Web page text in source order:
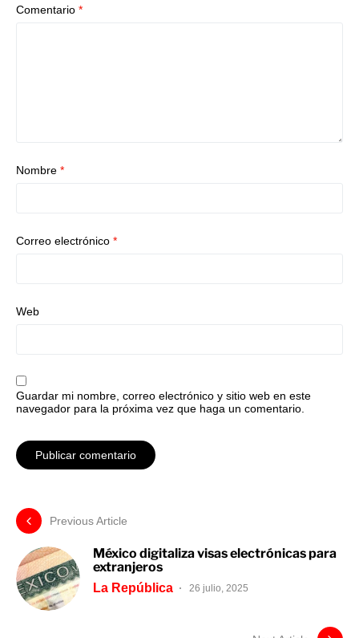
Comentario *
Nombre *
Correo electrónico *
Web
Guardar mi nombre, correo electrónico y sitio web en este
navegador para la próxima vez que haga un comentario.
Previous Article
México digitaliza visas electrónicas para
extranjeros
La República 26 julio, 2025